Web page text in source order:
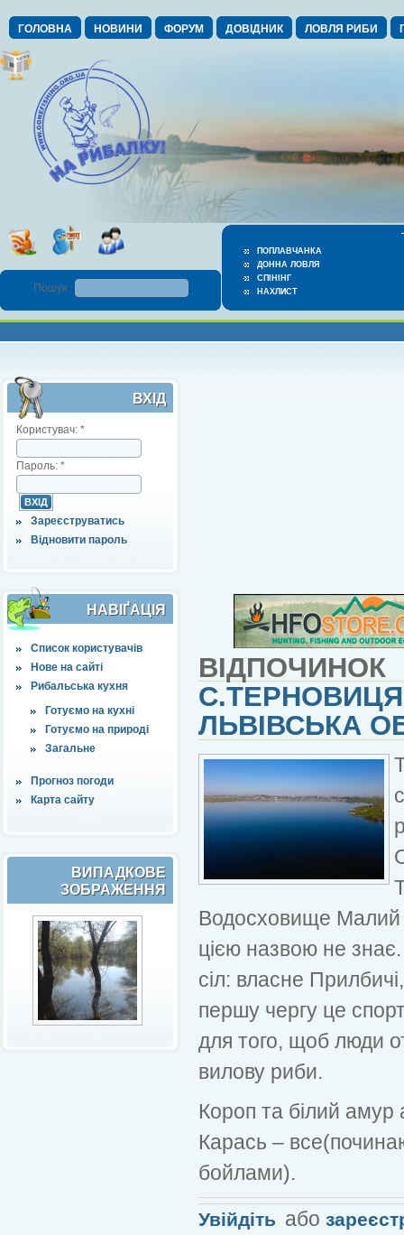
ГОЛОВНА НОВИНИ ФОРУМ ДОВІДНИК ЛОВЛЯ РИБИ
ПОПЛАВЧАНКА
ДОННА ЛОВЛЯ
СПІНІНГ
НАХЛИСТ
Пошук :
ВХІД
Користувач: *
Пароль: *
Зареєструватись
Відновити пароль
НАВІҐАЦІЯ
Список користувачів
Нове на сайті
Рибальська кухня
Готуємо на кухні
Готуємо на природі
Загальне
Прогноз погоди
Карта сайту
ВИПАДКОВЕ
ЗОБРАЖЕННЯ
ВІДПОЧИНОК
ЛЬВІВСЬКА
Водосховище Малий
цією назвою не
сіл: власне
першу чергу це
для того, щоб люди
вилову риби.
Короп та білий амур
Карась –
бойлами).
Увійдіть або